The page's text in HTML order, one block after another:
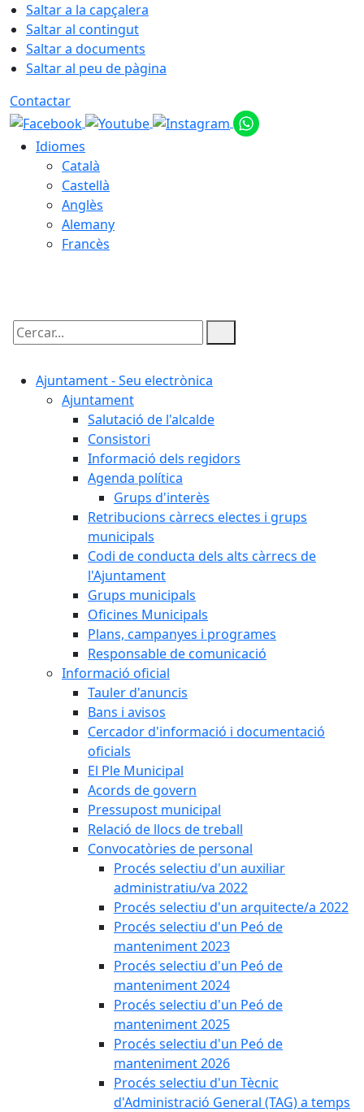
Saltar a la capçalera
Saltar al contingut
Saltar a documents
Saltar al peu de pàgina
Contactar
Idiomes
Català
Castellà
Anglès
Alemany
Francès
Cercar:
Ajuntament - Seu electrònica
Ajuntament
Salutació de l'alcalde
Consistori
Informació dels regidors
Agenda política
Grups d'interès
Retribucions càrrecs electes i grups
municipals
Codi de conducta dels alts càrrecs de
l'Ajuntament
Grups municipals
Oficines Municipals
Plans, campanyes i programes
Responsable de comunicació
Informació oficial
Tauler d'anuncis
Bans i avisos
Cercador d'informació i documentació
oficials
El Ple Municipal
Acords de govern
Pressupost municipal
Relació de llocs de treball
Convocatòries de personal
Procés selectiu d'un auxiliar
administratiu/va 2022
Procés selectiu d'un arquitecte/a 2022
Procés selectiu d'un Peó de
manteniment 2023
Procés selectiu d'un Peó de
manteniment 2024
Procés selectiu d'un Peó de
manteniment 2025
Procés selectiu d'un Peó de
manteniment 2026
Procés selectiu d'un Tècnic
d'Administració General (TAG) a temps